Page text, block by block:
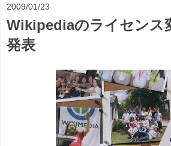
2009/01/23
Wikipediaのライセンス
発表